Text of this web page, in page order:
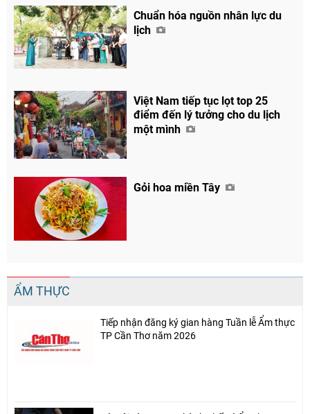
Chuẩn hóa nguồn nhân lực du
lịch
Việt Nam tiếp tục lọt top 25
điểm đến lý tưởng cho du lịch
một mình
Gỏi hoa miền Tây
ẨM THỰC
Tiếp nhận đăng ký gian hàng Tuần lễ Ẩm thực
TP Cần Thơ năm 2026